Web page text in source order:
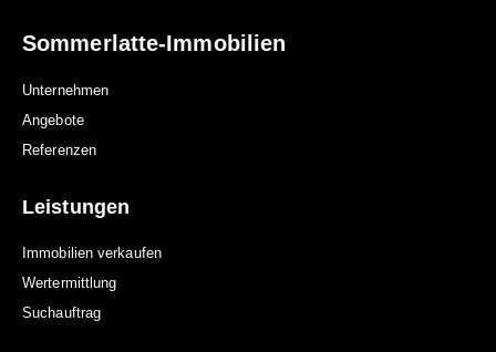
Sommerlatte-Immobilien
Unternehmen
Angebote
Referenzen
Leistungen
Immobilien verkaufen
Wertermittlung
Suchauftrag